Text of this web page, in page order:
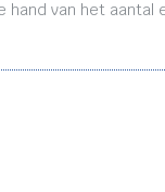
hand van het